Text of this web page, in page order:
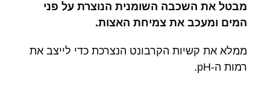
מבטל את השכבה השומנית הנוצרת על פני
המים ומעכב את צמיחת האצות.
ממלא את קשיות הקרבונט הנצרכת כדי לייצב את
רמות ה-pH.